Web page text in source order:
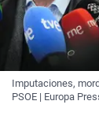
Imputaciones,
PSOE | Europa